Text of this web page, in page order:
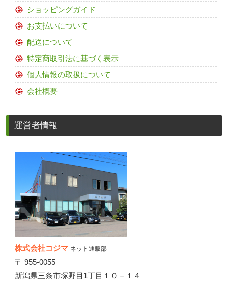
ショッピングガイド
お支払いについて
配送について
特定商取引法に基づく表示
個人情報の取扱について
会社概要
運営者情報
株式会社コジマ ネット通販部
〒 955-0055
新潟県三条市塚野目1丁目１０－１４